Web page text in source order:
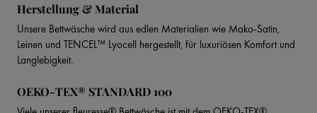
Herstellung & Material
Unsere Bettwäsche wird aus edlen Materialien wie Mako-Satin,
Leinen und TENCEL™ Lyocell hergestellt, für luxuriösen Komfort und
Langlebigkeit.
OEKO-TEX® STANDARD 100